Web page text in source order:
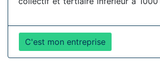
C'est mon entreprise